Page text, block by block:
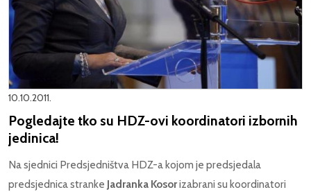
10.10.2011.
Pogledajte tko su HDZ-ovi koordinatori izbornih
jedinica!
Na sjednici Predsjedništva HDZ-a kojom je predsjedala
predsjednica stranke Jadranka Kosorizabrani su koordinatori